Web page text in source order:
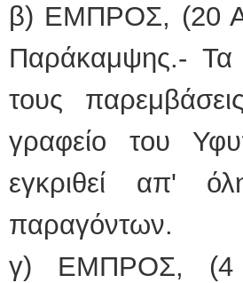
β) ΕΜΠΡΟΣ, (20
Παράκαμψης.- Τα
τους
γραφείο του
εγκριθεί απ'
παραγόντων.
γ) ΕΜΠΡΟΣ, (4